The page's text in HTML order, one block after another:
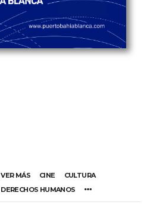
VER MÁS CINE
CULTURA
DERECHOS HUMANOS